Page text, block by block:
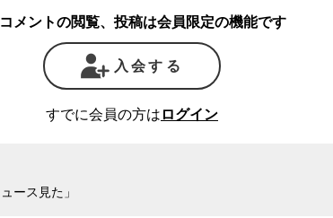
を示す。
の高い警察の幹部しか入手できな
力のようだ。しかし、高木氏は、
度なウイルスによって情報を抜き
る事件が何度となく起きていた
起きた。「恐れていたことが起き
コメントの閲覧、投稿は会員限定の機能です
入会する
すでに会員の方は ログイン
ース見た」